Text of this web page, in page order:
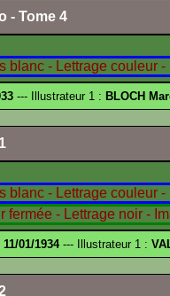
- Tome 4
--- Illustrateur 1 : BLOCH
01/1934--- Illustrateur 1 :